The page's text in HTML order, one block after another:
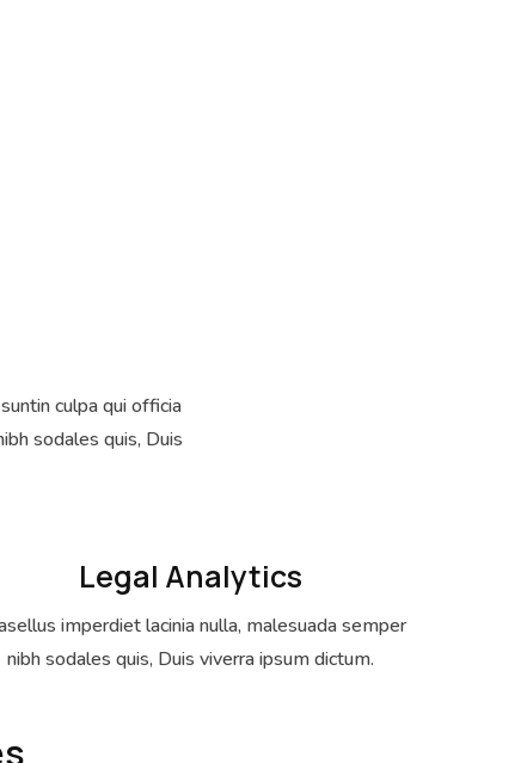
culpa qui officia
sodales quis, Duis
Legal Analytics
imperdiet lacinia nulla, malesuada semper
nibh sodales quis, Duis viverra ipsum dictum.